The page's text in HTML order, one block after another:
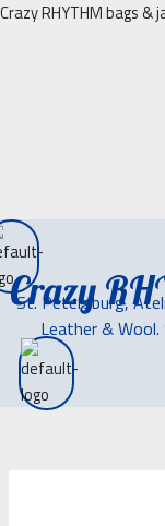
Перейти
Crazy RHYTHM bags &
Crazy
St. Petersburg,
Leather &